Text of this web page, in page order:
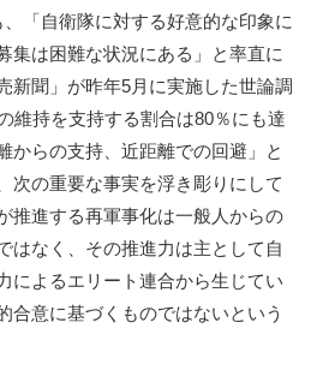
、「自衛隊に対する好意的な印象に
集は困難な状況にある」と率直に
新聞」が昨年5月に実施した世論調
維持を支持する割合は80％にも達
からの支持、近距離での回避」と
次の重要な事実を浮き彫りにして
推進する再軍事化は一般人からの
はなく、その推進力は主として自
によるエリート連合から生じてい
合意に基づくものではないという